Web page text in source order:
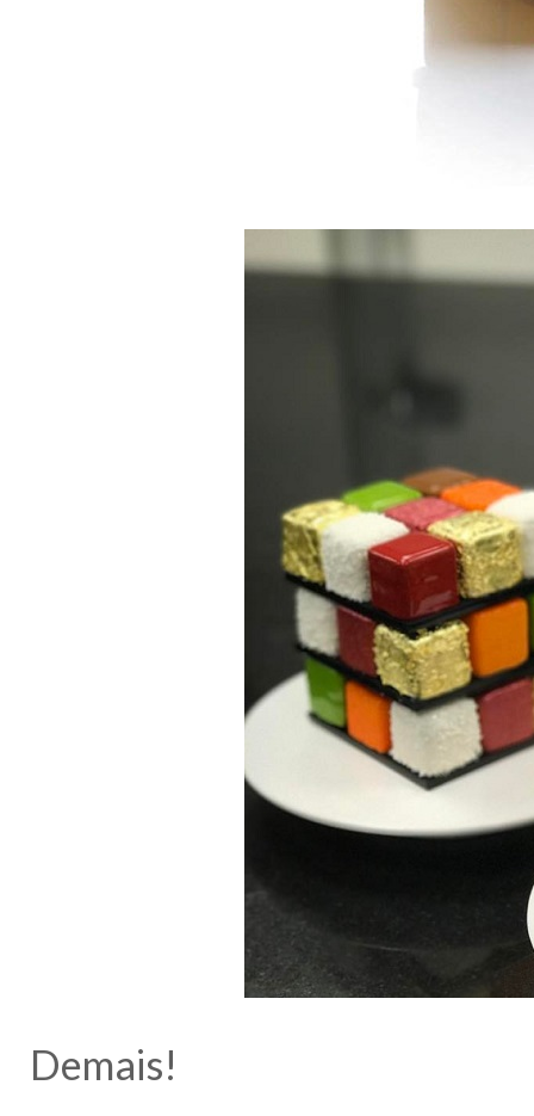
Demais!